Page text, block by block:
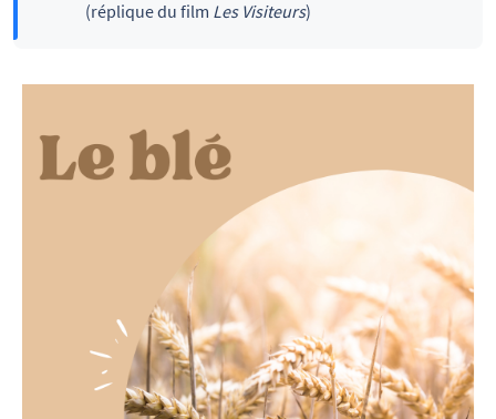
(réplique du film Les Visiteurs)